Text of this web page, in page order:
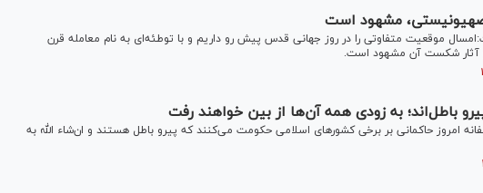
مشهود است
موقعیت متفاوتی را در روز جهانی قدس پیش رو داریم و با توطئه‌ای به نام معامله قرن
آثار شکست آن مشهود است.
باطل‌اند؛ به زودی همه آن‌ها از بین خواهند رفت
امروز حاکمانی بر برخی کشور‌های اسلامی حکومت می‌کنند که پیرو باطل هستند و ان‌شاء الله به